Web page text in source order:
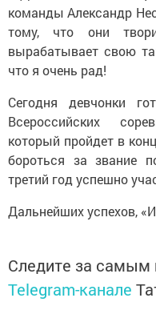
команды Александр
тому, что они
вырабатывает свою
что я очень рад!
Сегодня девчонки
Всероссийских
который пройдет в
бороться за звание
третий год успешно
Дальнейших успехов,
Следите за
Telegram-канале